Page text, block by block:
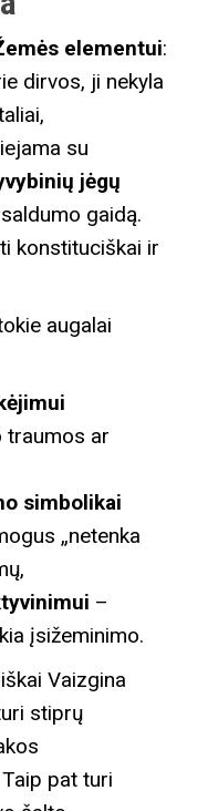
elementui:
dirvos, ji nekyla
su
jėgų
gaidą.
konstituciškai ir
augalai
traumos ar
simbolikai
„netenka
–
įsižeminimo.
Vaizgina
stiprų
pat turi